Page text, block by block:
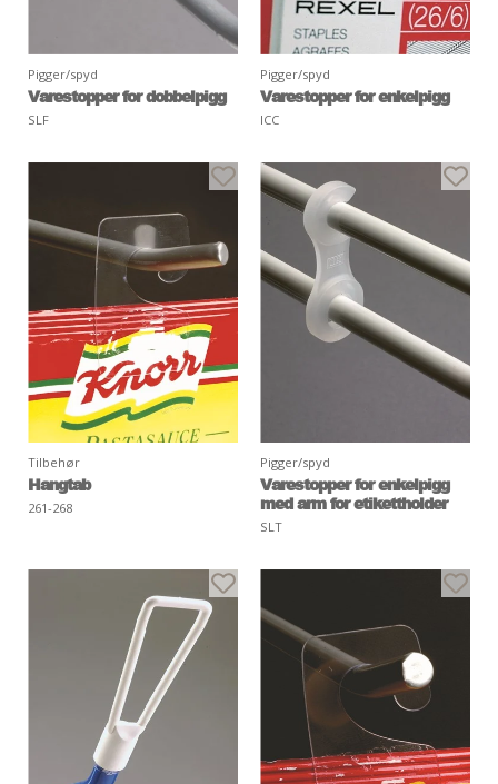
Pigger/spyd
Varestopper for dobbelpigg
SLF
Pigger/spyd
Varestopper for enkelpigg
ICC
Tilbehør
Hangtab
261-268
Pigger/spyd
Varestopper for enkelpigg
med arm for etikettholder
SLT